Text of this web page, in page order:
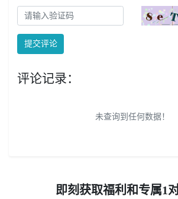
提交评论
评论记录：
未查询到任何数据！
即刻获取福利和专属1